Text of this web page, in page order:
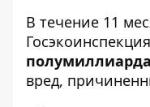
В течение 11
вред,